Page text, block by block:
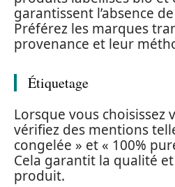
garantissent l’absence
Préférez les marques
provenance et leur
Étiquetage
Lorsque vous choisissez
vérifiez des mentions
congelée » et « 100%
Cela garantit la qualité et
produit.